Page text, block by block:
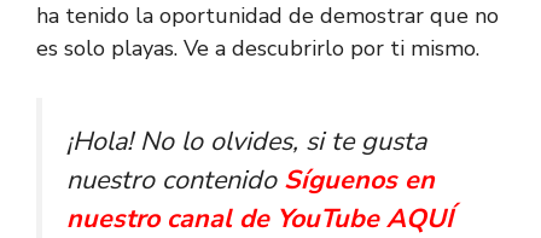
ha tenido la oportunidad de demostrar que no
es solo playas. Ve a descubrirlo por ti mismo.
¡Hola! No lo olvides, si te gusta
nuestro contenido Síguenos en
nuestro canal de YouTube AQUÍ